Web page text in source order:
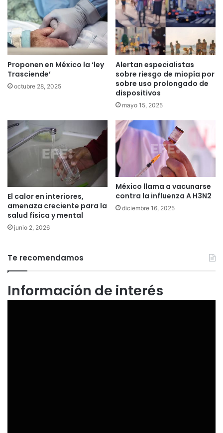
Proponen en México la ‘ley
Trasciende’
octubre 28, 2025
Alertan especialistas
sobre riesgo de miopía por
sobre uso prolongado de
dispositivos
mayo 15, 2025
El calor en interiores,
amenaza creciente para la
salud física y mental
junio 2, 2026
México llama a vacunarse
contra la influenza A H3N2
diciembre 16, 2025
Te recomendamos
Información de interés